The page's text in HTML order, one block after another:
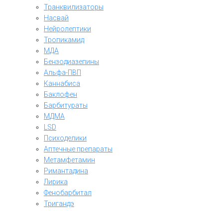
Транквилизаторы
Насвай
Нейролептики
Тропикамид
МДА
Бензодиазепины
Альфа-ПВП
Каннабиса
Баклофен
Барбитураты
МДМА
LSD
Психоделики
Аптечные препараты
Метамфетамин
Римантадина
Лирика
Фенобарбитал
Тригандэ